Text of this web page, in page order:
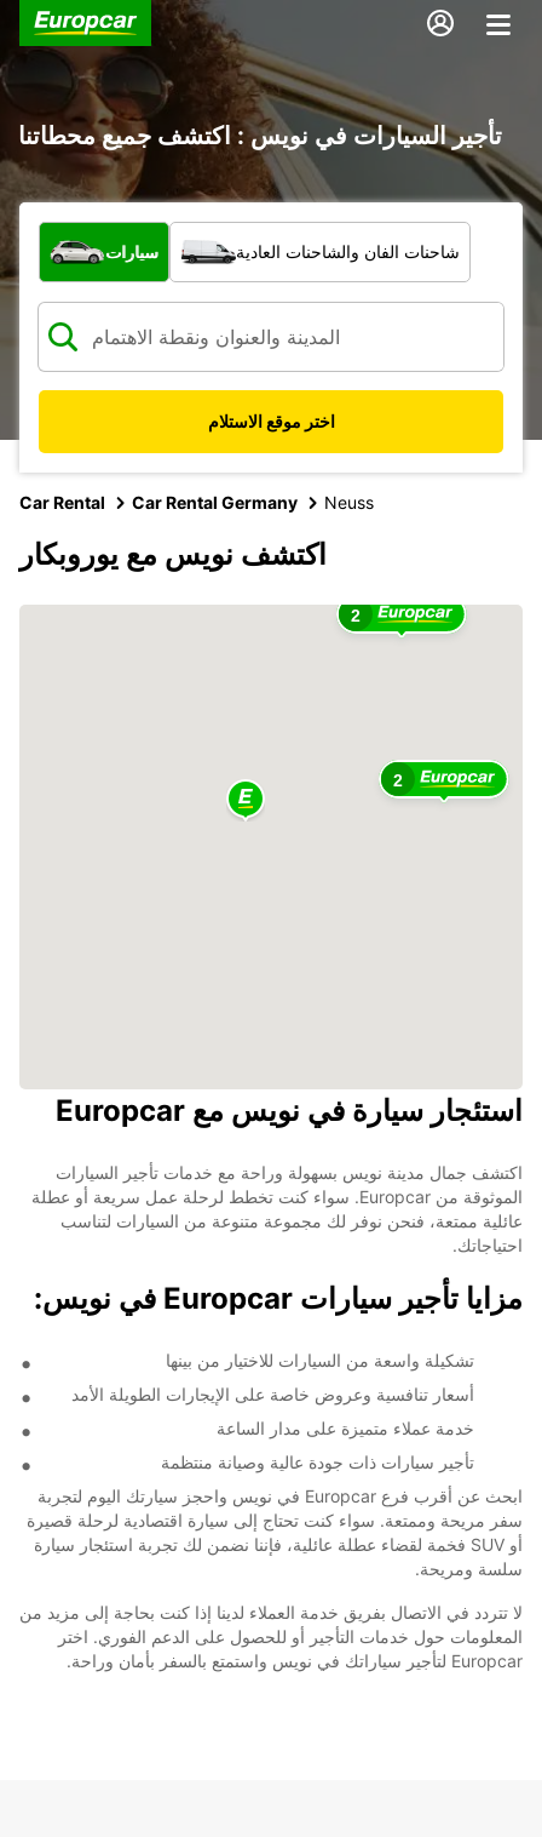
تأجير السيارات في نويس : اكتشف جميع محطاتنا
ما نوع المركبة؟
سيارات شاحنات الفان والشاحنات العادية
اختر موقع الاستلام
Car Rental Car Rental Germany Neuss
اكتشف نويس مع يوروبكار
2
2
استئجار سيارة في نويس مع Europcar
اكتشف جمال مدينة نويس بسهولة وراحة مع خدمات تأجير السيارات
الموثوقة من Europcar. سواء كنت تخطط لرحلة عمل سريعة أو عطلة
عائلية ممتعة، فنحن نوفر لك مجموعة متنوعة من السيارات لتناسب
احتياجاتك.
مزايا تأجير سيارات Europcar في نويس:
تشكيلة واسعة من السيارات للاختيار من بينها
أسعار تنافسية وعروض خاصة على الإيجارات الطويلة الأمد
خدمة عملاء متميزة على مدار الساعة
تأجير سيارات ذات جودة عالية وصيانة منتظمة
ابحث عن أقرب فرع Europcar في نويس واحجز سيارتك اليوم لتجربة
سفر مريحة وممتعة. سواء كنت تحتاج إلى سيارة اقتصادية لرحلة قصيرة
أو SUV فخمة لقضاء عطلة عائلية، فإننا نضمن لك تجربة استئجار سيارة
سلسة ومريحة.
لا تتردد في الاتصال بفريق خدمة العملاء لدينا إذا كنت بحاجة إلى مزيد من
المعلومات حول خدمات التأجير أو للحصول على الدعم الفوري. اختر
Europcar لتأجير سياراتك في نويس واستمتع بالسفر بأمان وراحة.